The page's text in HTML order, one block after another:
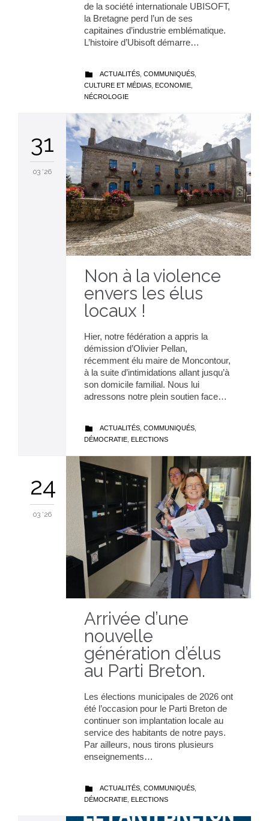
de la société internationale UBISOFT,
la Bretagne perd l’un de ses
capitaines d’industrie emblématique.
L’histoire d’Ubisoft démarre…
 CATEGORY
ACTUALITÉS COMMUNIQUÉS
CULTURE ET MÉDIAS ECONOMIE
NÉCROLOGIE
31
03 '26
Non à la violence
envers les élus
locaux !
Hier, notre fédération a appris la
démission d’Olivier Pellan,
récemment élu maire de Moncontour,
à la suite d’intimidations allant jusqu’à
son domicile familial. Nous lui
adressons notre plein soutien face…
 CATEGORY
ACTUALITÉS COMMUNIQUÉS
DÉMOCRATIE ELECTIONS
24
03 '26
Arrivée d’une
nouvelle
génération d’élus
au Parti Breton.
Les élections municipales de 2026 ont
été l’occasion pour le Parti Breton de
continuer son implantation locale au
service des habitants de notre pays.
Par ailleurs, nous tirons plusieurs
enseignements…
 CATEGORY
ACTUALITÉS COMMUNIQUÉS
DÉMOCRATIE ELECTIONS